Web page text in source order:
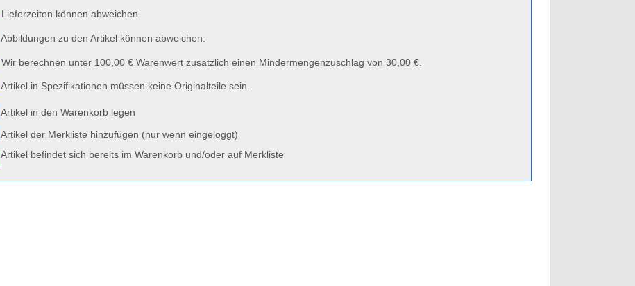
Lieferzeiten können abweichen.
Abbildungen zu den Artikel können abweichen.
Wir berechnen unter 100,00 € Warenwert zusätzlich einen Mindermengenzuschlag von 30,00 €.
Artikel in Spezifikationen müssen keine Originalteile sein.
Artikel in den Warenkorb legen
Artikel der Merkliste hinzufügen (nur wenn eingeloggt)
Artikel befindet sich bereits im Warenkorb und/oder auf Merkliste